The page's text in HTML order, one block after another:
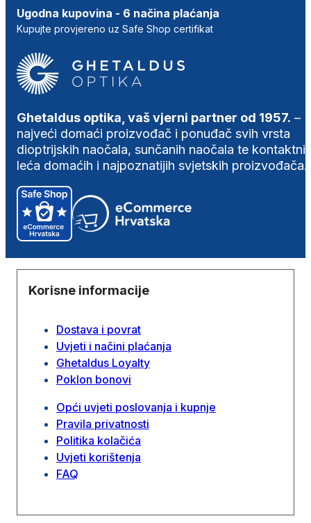
Ugodna kupovina - 6 načina plaćanja
Kupujte provjereno uz Safe Shop certifikat
Ghetaldus optika, vaš vjerni partner od 1957. –
najveći domaći proizvođač i ponuđač svih vrsta
dioptrijskih naočala, sunčanih naočala te
leća domaćih i najpoznatijih svjetskih proizvođača.
Korisne informacije
Dostava i povrat
Uvjeti i načini plaćanja
Ghetaldus Loyalty
Poklon bonovi
Opći uvjeti poslovanja i kupnje
Pravila privatnosti
Politika kolačića
Uvjeti korištenja
FAQ